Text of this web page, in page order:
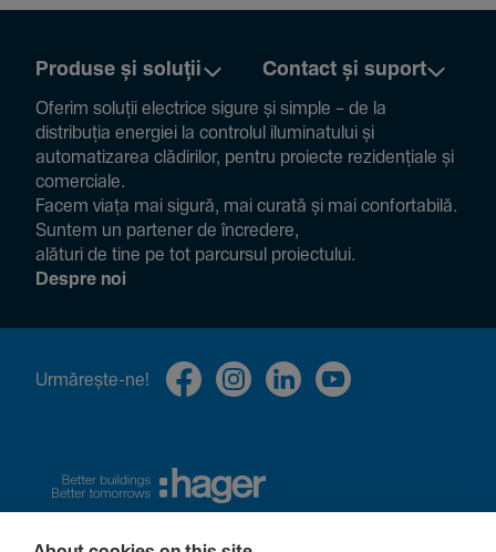
Produse și soluții Contact și suport
Oferim soluții electrice sigure și simple – de la
distribuția energiei la controlul ilumi­na­tului și
auto­ma­ti­zarea clădi­rilor, pentru proiecte rezi­den­țiale și
comer­ciale.
Facem viața mai sigură, mai curată și mai confor­ta­bilă.
Suntem un partener de încre­dere,
alături de tine pe tot parcursul proiec­tului.
Despre noi
Urmă­rește-ne!